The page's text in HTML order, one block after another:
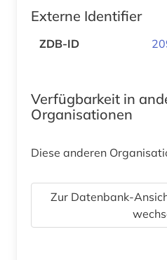
Externe Identifier
ZDB-ID
Verfügbarkeit in
Organisationen
Diese anderen
Zur Datenbank-